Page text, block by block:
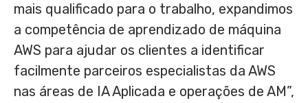
mais qualificado para o trabalho, expandimos
a competência de aprendizado de máquina
AWS para ajudar os clientes a identificar
facilmente parceiros especialistas da AWS
nas áreas de IA Aplicada e operações de AM”,